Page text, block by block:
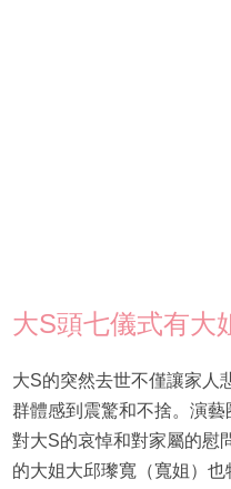
大S頭七儀式有大
大S的突然去世不僅讓家人
群體感到震驚和不捨。演
對大S的哀悼和對家屬的慰
的大姐大邱瓈寬（寬姐）